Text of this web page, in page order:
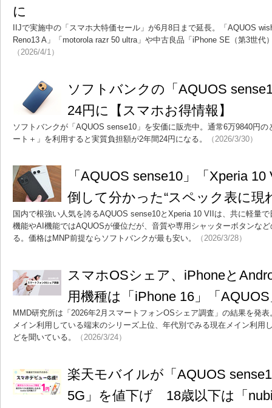
に
IIJで実施中の「スマホ大特価セール」が6月8日まで延長。「AQUOS
Reno13 A」「motorola razr 50 ultra」や中古良品「iPhone SE（第3世代
（2026/4/1）
ソフトバンクの「AQUOS
24円に【スマホお得情報】
ソフトバンクが「AQUOS sense10」を安価に販売中。通常6万9840円
ート＋」を利用すると実質負担額が2年間24円になる。
（2026/3/30）
「AQUOS sense10」「Xperia
倒して分かった“スペック表に現
国内で根強い人気を誇るAQUOS sense10とXperia 10 VIIは、共に軽量
機能やAI機能ではAQUOSが優位だが、音質や専用シャッターボタンな
る。価格はMNP前提ならソフトバンクが最も安い。
（2026/3/28）
スマホOSシェア、iPhoneと
用機種は「iPhone 16」「
MMD研究所は「2026年2月スマートフォンOSシェア調査」の結果を発
メイン利用している端末のシリーズ上位、年代別でみる現在メイン利用
どを聞いている。
（2026/3/24）
楽天モバイルが「AQUOS
5G」を値下げ 18歳以下は「